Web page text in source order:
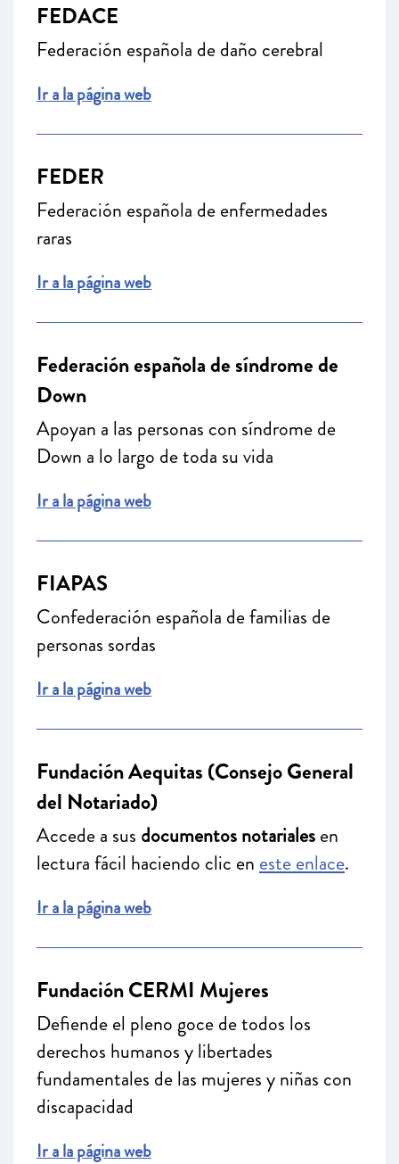
FEDACE
Federación española de daño cerebral
Ir a la página web
FEDER
Federación española de enfermedades
raras
Ir a la página web
Federación española de síndrome de
Down
Apoyan a las personas con síndrome de
Down a lo largo de toda su vida
Ir a la página web
FIAPAS
Confederación española de familias de
personas sordas
Ir a la página web
Fundación Aequitas (Consejo General
del Notariado)
Accede a sus documentos notarialesen
lectura fácil haciendo clic en este enlace.
Ir a la página web
Fundación CERMI Mujeres
Defiende el pleno goce de todos los
derechos humanos y libertades
fundamentales de las mujeres y niñas con
discapacidad
Ir a la página web